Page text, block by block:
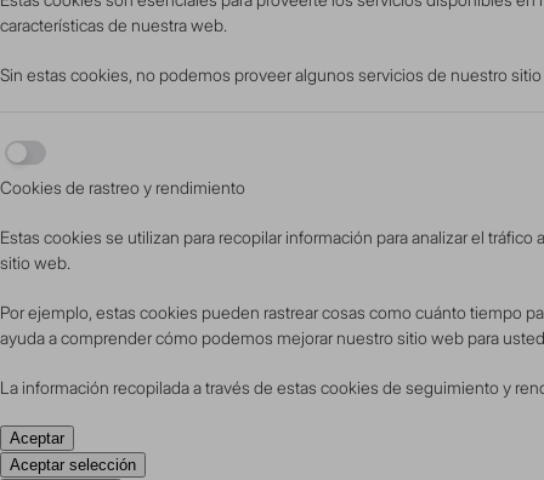
características de nuestra web.
Sin estas cookies, no podemos proveer algunos servicios de nuestro
Cookies de rastreo y rendimiento
Estas cookies se utilizan para recopilar información para analizar el
sitio web.
Por ejemplo, estas cookies pueden rastrear cosas como cuánto tiempo
ayuda a comprender cómo podemos mejorar nuestro sitio web para
La información recopilada a través de estas cookies de seguimiento y
Aceptar
Aceptar selección